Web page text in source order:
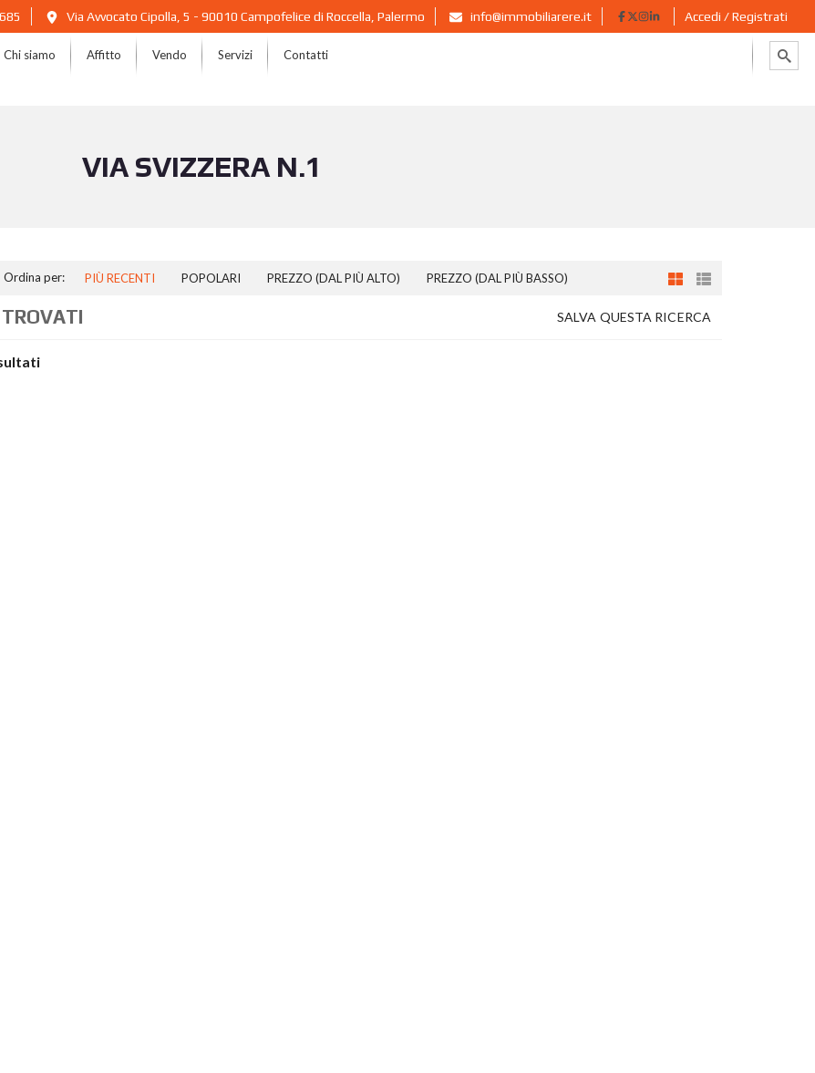
Via Avvocato Cipolla, 5 - 90010 Campofelice di Roccella, Palermo info@immobiliarere.it Accedi / Registrati
Chi siamo Affitto Vendo Servizi Contatti
VIA SVIZZERA N.1
Ordina per: PIÙ RECENTI POPOLARI PREZZO (DAL PIÙ ALTO) PREZZO (DAL PIÙ BASSO)
SALVA QUESTA RICERCA